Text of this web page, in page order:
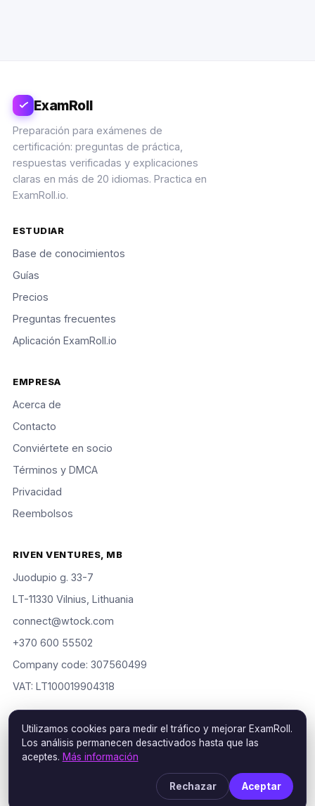
ExamRoll
Preparación para exámenes de
certificación: preguntas de práctica,
respuestas verificadas y explicaciones
claras en más de 20 idiomas. Practica en
ExamRoll.io.
ESTUDIAR
Base de conocimientos
Guías
Precios
Preguntas frecuentes
Aplicación ExamRoll.io
EMPRESA
Acerca de
Contacto
Conviértete en socio
Términos y DMCA
Privacidad
Reembolsos
RIVEN VENTURES, MB
Juodupio g. 33-7
LT-11330 Vilnius, Lithuania
connect@wtock.com
+370 600 55502
Company code: 307560499
VAT: LT100019904318
© 2016–2026 Riven Ventures, MB. Todos los derechos
reservados. ExamRoll is an independent study aid, not affiliated
with or endorsed by the certification vendors named; rights
holders may request removal via ourDMCA policy.
Utilizamos cookies para medir el tráfico y mejorar ExamRoll.
Los análisis permanecen desactivados hasta que las
aceptes. Más información
Rechazar Aceptar